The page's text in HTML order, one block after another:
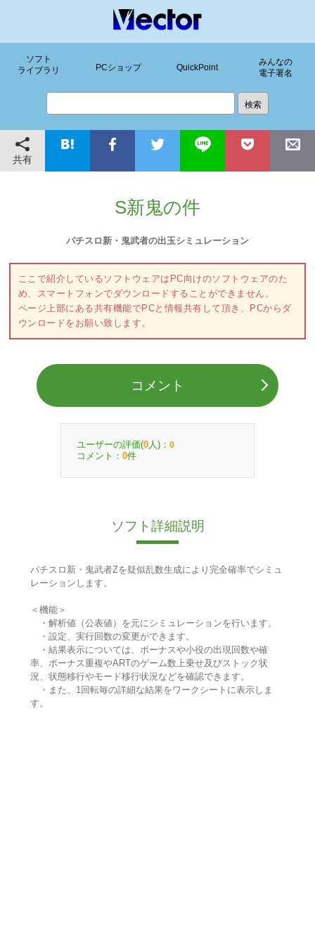
ソフト
ライブラリ
PCショップ QuickPoint
みんなの
電子署名
共有
S新鬼の件
パチスロ新・鬼武者の出玉シミュレーション
ここで紹介しているソフトウェアはPC向けのソフトウェアのた
め、スマートフォンでダウンロードすることができません。
ページ上部にある共有機能でPCと情報共有して頂き、PCからダ
ウンロードをお願い致します。
コメント
ユーザーの評価(0 人)： 0
コメント： 0件
ソフト詳細説明
パチスロ新・鬼武者Zを疑似乱数生成により完全確率でシミュ
レーションします。
＜機能＞
・解析値（公表値）を元にシミュレーションを行います。
・設定、実行回数の変更ができます。
・結果表示については、ボーナスや小役の出現回数や確
率、ボーナス重複やARTのゲーム数上乗せ及びストック状
況、状態移行やモード移行状況などを確認できます。
・また、1回転毎の詳細な結果をワークシートに表示しま
す。